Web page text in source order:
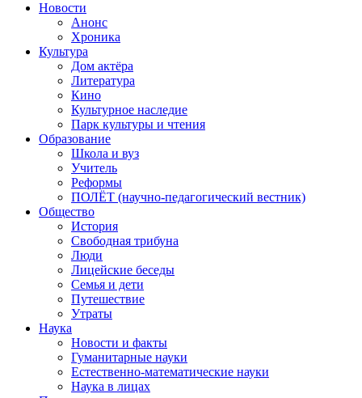
Новости
Анонс
Хроника
Культура
Дом актёра
Литература
Кино
Культурное наследие
Парк культуры и чтения
Образование
Школа и вуз
Учитель
Реформы
ПОЛЁТ (научно-педагогический вестник)
Общество
История
Свободная трибуна
Люди
Лицейские беседы
Семья и дети
Путешествие
Утраты
Наука
Новости и факты
Гуманитарные науки
Естественно-математические науки
Наука в лицах